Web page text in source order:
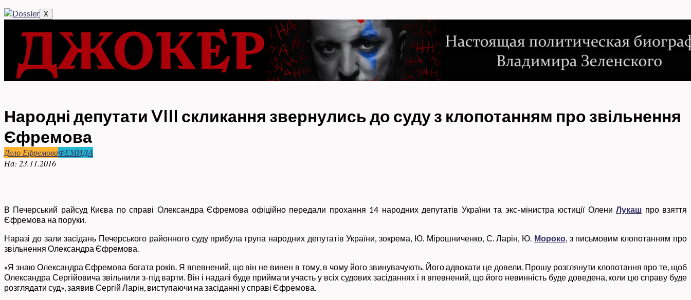
X
Народні депутати VIII скликання звернулись до суду з клопотанням про звільнення
Єфремова
Дело ЕфремоваФЕМИДА
На: 23.11.2016
В Печерський райсуд Києва по справі Олександра Єфремова офіційно передали прохання 14 народних депутатів України та экс-мінистра юстиції ОлениЛукаш про взяття
Єфремова на поруки.
Наразі до зали засідань Печерського районного суду прибула група народних депутатів України, зокрема, Ю. Мірошниченко, С. Ларін, Ю. Мороко, з письмовим клопотанням про
звільнення Олександра Єфремова.
«Я знаю Олександра Єфремова богата років. Я впевнений, що він не винен в тому, в чому його звинувачують. Його адвокати це довели. Прошу розглянути клопотання про те, щоб
Олександра Сергійовича звільнили з-під варти. Він і надалі буде приймати участь у всіх судових засіданнях і я впевнений, що його невинність буде доведена, коли цю справу буде
розглядати суд», заявив Сергій Ларін, виступаючи на засіданні у справі Єфремова.